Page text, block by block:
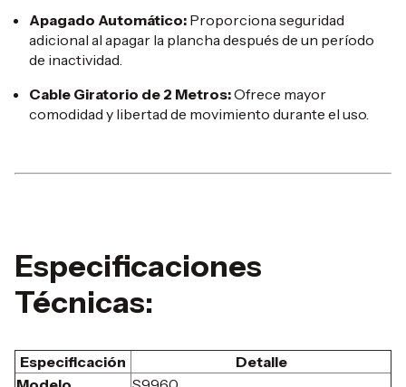
Apagado Automático: Proporciona seguridad
adicional al apagar la plancha después de un período
de inactividad.
Cable Giratorio de 2 Metros:Ofrece mayor
comodidad y libertad de movimiento durante el uso.
Especificaciones
Técnicas:
Especificación
Detalle